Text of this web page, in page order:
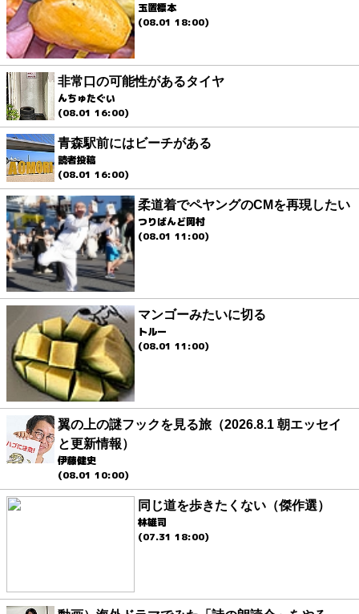
玉置標本
(08.01 18:00)
非常口の可能性があるタイヤ
んちゅたぐい
(08.01 16:00)
青森駅前にはビーチがある
読者投稿
(08.01 16:00)
柔道着でペヤングのCMを再現したい
つりばんど岡村
(08.01 11:00)
マンゴーみたいに切る
トルー
(08.01 11:00)
翼の上の謎フックを見る旅（2026.8.1 朝エッセイ
と更新情報）
伊藤健史
(08.01 10:00)
同じ道を歩きたくない（傑作選）
林雄司
(07.31 18:00)